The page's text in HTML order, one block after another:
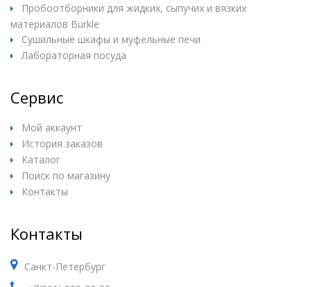
Пробоотборники для жидких, сыпучих и вязких
материалов Burkle
Сушильные шкафы и муфельные печи
Лабораторная посуда
Сервис
Мой аккаунт
История заказов
Каталог
Поиск по магазину
Контакты
Контакты
Санкт-Петербург